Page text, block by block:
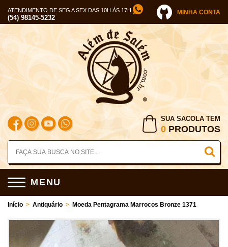
ATENDIMENTO DE SEG A SEX DAS 10H ÀS 17H
(54) 98145-5232
MINHA CONTA
SUA SACOLA TEM
0 PRODUTOS
MENU
Início > Antiquário > Moeda Pentagrama Marrocos Bronze 1371